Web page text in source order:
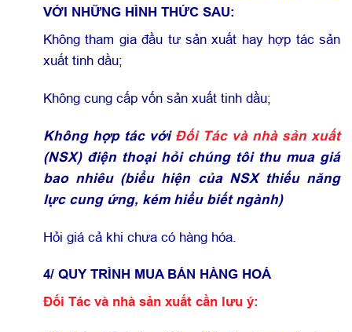
VỚI NHỮNG HÌNH THỨC SAU:
Không tham gia đầu tư sản xuất hay hợp tác sản
xuất tinh dầu;
Không cung cấp vốn sản xuất tinh dầu;
Không hợp tác với Đối Tác và nhà sản xuất
(NSX) điện thoại hỏi chúng tôi thu mua giá
bao nhiêu (biểu hiện của NSX thiếu năng
lực cung ứng, kém hiểu biết ngành)
Hỏi giá cả khi chưa có hàng hóa.
4/ QUY TRÌNH MUA BÁN HÀNG HOÁ
Đối Tác và nhà sản xuất cần lưu ý: